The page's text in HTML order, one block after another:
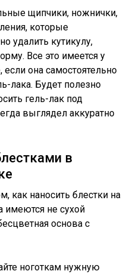
щипчики, ножнички,
которые
удалить кутикулу,
Все это имеется у
она самостоятельно
лака. Будет полезно
гель-лак под
выглядел аккуратно
в
как наносить блестки на
имеются не сухой
основа с
ноготкам нужную